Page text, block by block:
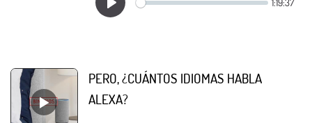
PERO, ¿CUÁNTOS IDIOMAS HABLA
ALEXA?